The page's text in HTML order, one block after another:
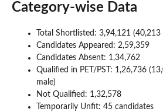
Category-wise Data
Total Shortlisted: 3,94,121
Candidates Appeared: 2,59,359
Candidates Absent: 1,34,762
Qualified in PET/PST: 1,26,736
male)
Not Qualified: 1,32,578
Temporarily Unfit: 45 candidates